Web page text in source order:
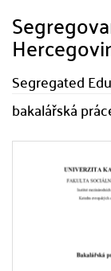
Segregated
bakalářská